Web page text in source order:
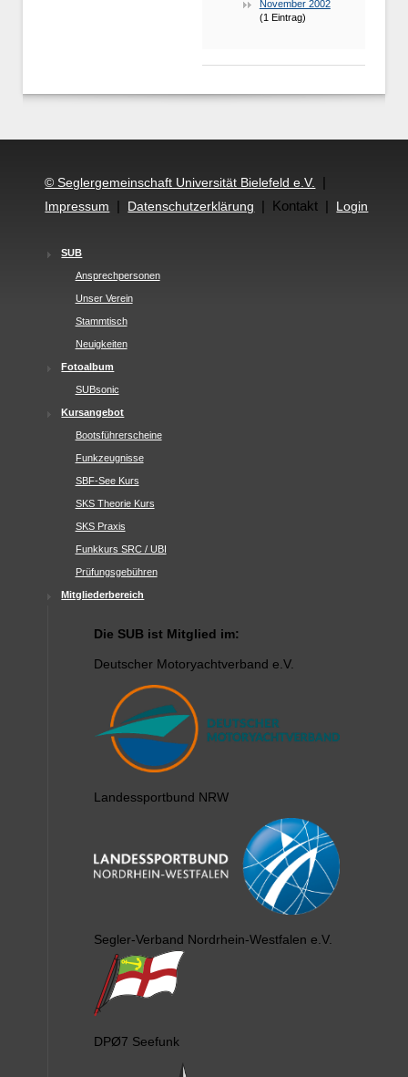
November 2002
(1 Eintrag)
© Seglergemeinschaft Universität Bielefeld e.V. |
Impressum | Datenschutzerklärung | Kontakt | Login
SUB
Ansprechpersonen
Unser Verein
Stammtisch
Neuigkeiten
Fotoalbum
SUBsonic
Kursangebot
Bootsführerscheine
Funkzeugnisse
SBF-See Kurs
SKS Theorie Kurs
SKS Praxis
Funkkurs SRC / UBI
Prüfungsgebühren
Mitgliederbereich
Die SUB ist Mitglied im:
Deutscher Motoryachtverband e.V.
Landessportbund NRW
Segler-Verband Nordrhein-Westfalen e.V.
DPØ7 Seefunk